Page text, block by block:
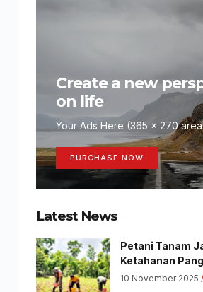
Create a new
on life
Your Ads Here (365 x 270
PURCHASE NOW
Latest News
Petani Tanam
Ketahanan
10 November 2025